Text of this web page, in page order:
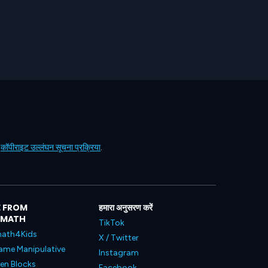
कॉपीराइट उल्लंघन सूचना प्रक्रिया.
FROM
Manipulative
Blocks
हमारा अनुसरण करें
TikTok
X / Twitter
Instagram